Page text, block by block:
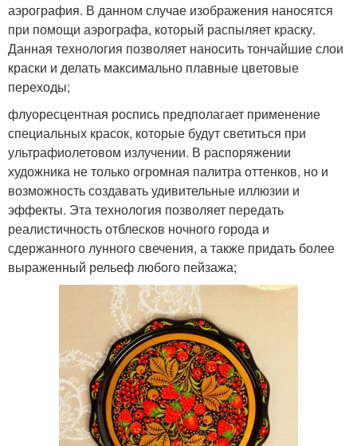
аэрография. В данном случае изображения наносятся
при помощи аэрографа, который распыляет краску.
Данная технология позволяет наносить тончайшие слои
краски и делать максимально плавные цветовые
переходы;
флуоресцентная роспись предполагает применение
специальных красок, которые будут светиться при
ультрафиолетовом излучении. В распоряжении
художника не только огромная палитра оттенков, но и
возможность создавать удивительные иллюзии и
эффекты. Эта технология позволяет передать
реалистичность отблесков ночного города и
сдержанного лунного свечения, а также придать более
выраженный рельеф любого пейзажа;